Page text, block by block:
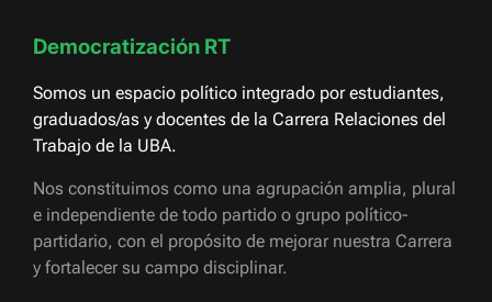
Democratización RT
Somos un espacio político integrado por estudiantes,
graduados/as y docentes de la Carrera Relaciones del
Trabajo de la UBA.
Nos constituimos como una agrupación amplia, plural
e independiente de todo partido o grupo político-
partidario, con el propósito de mejorar nuestra Carrera
y fortalecer su campo disciplinar.